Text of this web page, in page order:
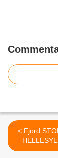
< Fjord STORFJORDEN -